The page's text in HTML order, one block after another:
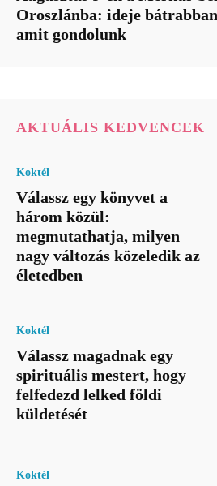
Oroszlánba: ideje
amit gondolunk
AKTUÁLIS KEDVENCEK
Koktél
Válassz egy könyvet a
három közül:
megmutathatja, milyen
nagy változás közeledik az
életedben
Koktél
Válassz magadnak egy
spirituális mestert, hogy
felfedezd lelked földi
küldetését
Koktél